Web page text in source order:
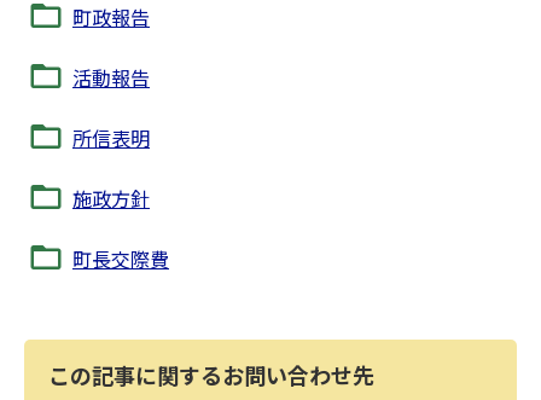
町政報告
活動報告
所信表明
施政方針
町長交際費
この記事に関するお問い合わせ先